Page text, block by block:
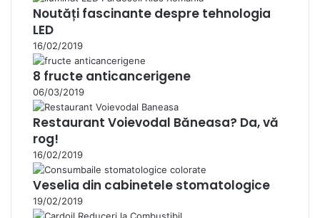
Noutăți fascinante despre tehnologia
LED
16/02/2019
8 fructe anticancerigene
06/03/2019
Restaurant Voievodal Băneasa? Da, vă
rog!
16/02/2019
Veselia din cabinetele stomatologice
19/02/2019